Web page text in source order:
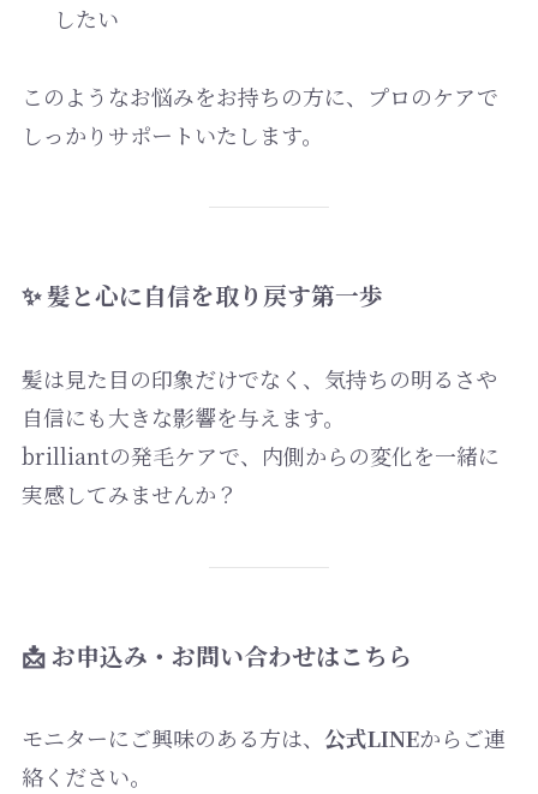
したい
このようなお悩みをお持ちの方に、プロのケアで
しっかりサポートいたします。
✨ 髪と心に自信を取り戻す第一歩
髪は見た目の印象だけでなく、気持ちの明るさや
自信にも大きな影響を与えます。
brilliantの発毛ケアで、内側からの変化を一緒に
実感してみませんか？
📩 お申込み・お問い合わせはこちら
モニターにご興味のある方は、 公式LINEからご連
絡ください。